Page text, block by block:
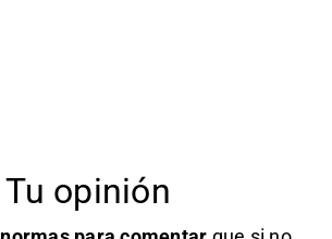
Tu opinión